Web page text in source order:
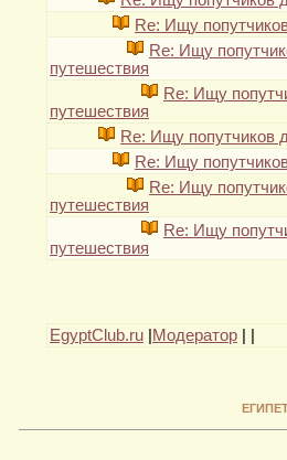
Re: Ищу
Re: Ищу
путешествия
Re: Ищу
путешествия
Re: Ищу попутчиков
Re: Ищу
Re: Ищу
путешествия
Re: Ищу
путешествия
EgyptClub.ru Модератор